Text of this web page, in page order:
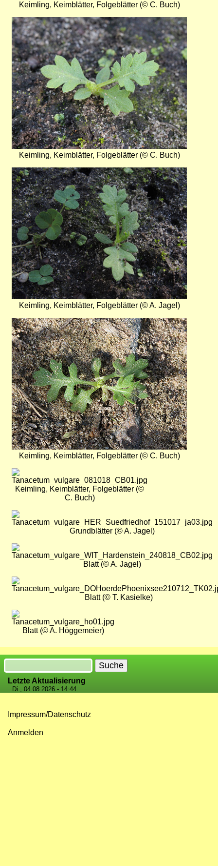
Keimling, Keimblätter, Folgeblätter (© C. Buch)
Bild
Keimling, Keimblätter, Folgeblätter (© C. Buch)
Bild
Keimling, Keimblätter, Folgeblätter (© A. Jagel)
Bild
Keimling, Keimblätter, Folgeblätter (© C. Buch)
Bild
Keimling, Keimblätter, Folgeblätter (©
C. Buch)
Bild
Grundblätter (© A. Jagel)
Bild
Blatt (© A. Jagel)
Bild
Blatt (© T. Kasielke)
Bild
Blatt (© A. Höggemeier)
Suche
Letzte Aktualisierung
Di., 04.08.2026 - 14:44
Impressum/Datenschutz
Anmelden